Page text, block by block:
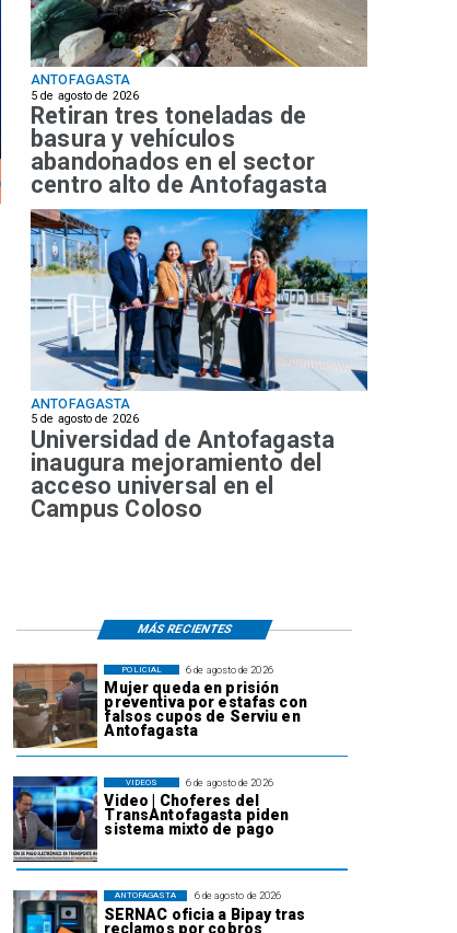
ANTOFAGASTA
5 de agosto de 2026
Retiran tres toneladas de
basura y vehículos
abandonados en el sector
centro alto de Antofagasta
ANTOFAGASTA
5 de agosto de 2026
Universidad de Antofagasta
inaugura mejoramiento del
acceso universal en el
Campus Coloso
6 de agosto de 2026
Mujer queda en prisión
preventiva por estafas con
falsos cupos de Serviu en
Antofagasta
POLICIAL
6 de agosto de 2026
Video | Choferes del
TransAntofagasta piden
sistema mixto de pago
VIDEOS
6 de agosto de 2026
SERNAC oficia a Bipay tras
reclamos por cobros
ANTOFAGASTA
MÁS RECIENTES